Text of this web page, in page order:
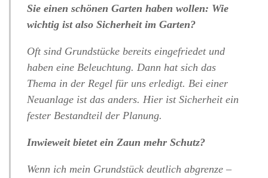
Sie einen schönen Garten haben wollen: Wie
wichtig ist also Sicherheit im Garten?
Oft sind Grundstücke bereits eingefriedet und
haben eine Beleuchtung. Dann hat sich das
Thema in der Regel für uns erledigt. Bei einer
Neuanlage ist das anders. Hier ist Sicherheit ein
fester Bestandteil der Planung.
Inwieweit bietet ein Zaun mehr Schutz?
Wenn ich mein Grundstück deutlich abgrenze –